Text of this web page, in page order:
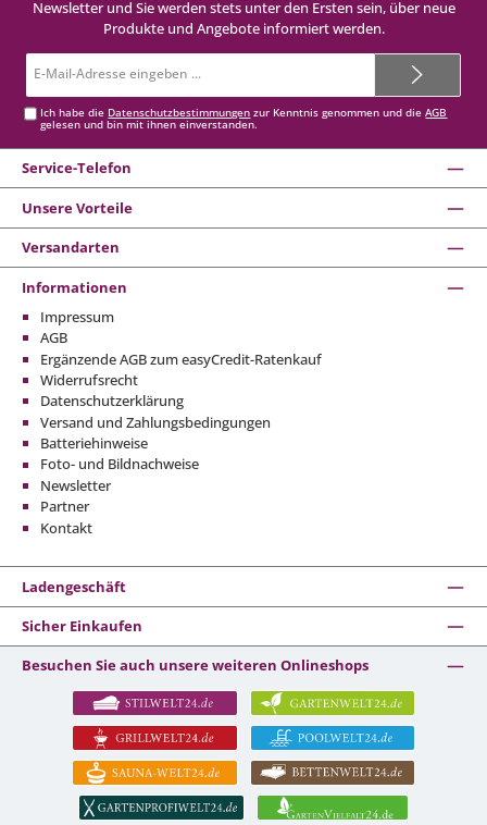
Newsletter und Sie werden stets unter den Ersten sein, über neue
Produkte und Angebote informiert werden.
Mail-
Ich habe die Datenschutzbestimmungen zur Kenntnis genommen und dieAGB
gelesen und bin mit ihnen einverstanden.
Service-Telefon
Unsere Vorteile
Versandarten
Informationen
Impressum
AGB
Ergänzende AGB zum easyCredit-Ratenkauf
Widerrufsrecht
Datenschutzerklärung
Versand und Zahlungsbedingungen
Batteriehinweise
Foto- und Bildnachweise
Newsletter
Partner
Kontakt
Ladengeschäft
Sicher Einkaufen
Besuchen Sie auch unsere weiteren Onlineshops